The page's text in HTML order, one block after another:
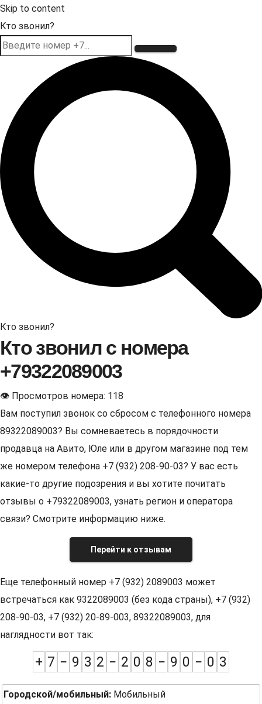
Skip to content
Кто звонил?
Кто звонил?
Кто звонил с номера
+79322089003
👁 Просмотров номера: 118
Вам поступил звонок со сбросом с телефонного номера
89322089003? Вы сомневаетесь в порядочности
продавца на Авито, Юле или в другом магазине под тем
же номером телефона +7 (932) 208-90-03? У вас есть
какие-то другие подозрения и вы хотите почитать
отзывы о +79322089003, узнать регион и оператора
связи? Смотрите информацию ниже.
Перейти к отзывам
Еще телефонный номер +7 (932) 2089003 может
встречаться как 9322089003 (без кода страны), +7 (932)
208-90-03, +7 (932) 20-89-003, 89322089003, для
наглядности вот так:
+ 7 − 9 3 2 − 2 0 8 − 9 0 − 0 3
Городской/мобильный: Мобильный